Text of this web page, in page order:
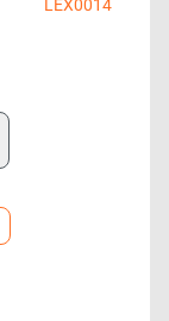
LEX0014